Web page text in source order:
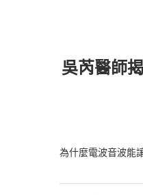
吳芮醫師
為什麼電波音波能